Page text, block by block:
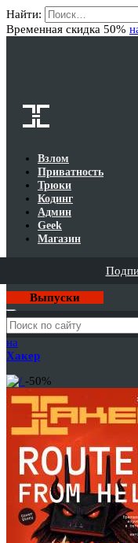
Найти:
Временная скидка 50%
Взлом
Приватность
Трюки
Кодинг
Админ
Geek
Магазин
Выпуски
Годовая
подписка
на
Хакер
-50%